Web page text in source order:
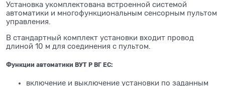
Установка укомплектована встроенной системой
автоматики и многофункциональным сенсорным пультом
управления.
В стандартный комплект установки входит провод
длиной 10 м для соединения с пультом.
Функции автоматики ВУТ Р ВГ ЕС:
включение и выключение установки по заданным